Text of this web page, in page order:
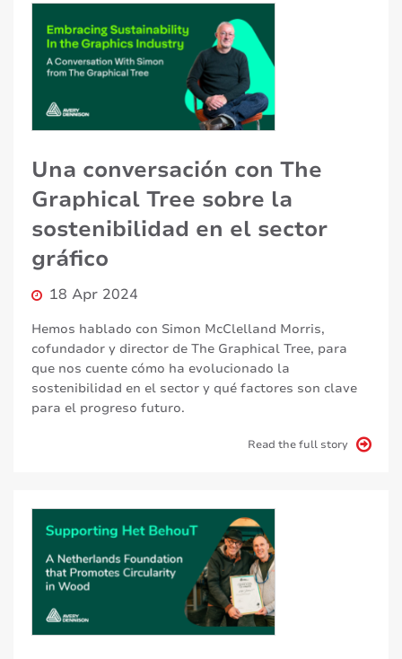
Una conversación con The
Graphical Tree sobre la
sostenibilidad en el sector
gráfico
18 Apr 2024
Hemos hablado con Simon McClelland Morris,
cofundador y director de The Graphical Tree, para
que nos cuente cómo ha evolucionado la
sostenibilidad en el sector y qué factores son clave
para el progreso futuro.
Read the full story